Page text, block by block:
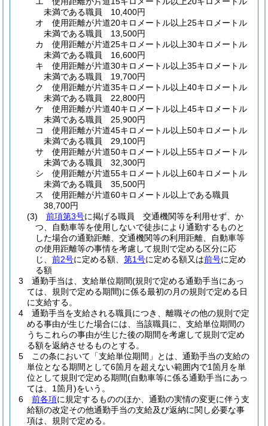
未満である職員 10,400円
オ
使用距離が片道20キロメートル以上25キロメートル
未満である職員 13,500円
カ
使用距離が片道25キロメートル以上30キロメートル
未満である職員 16,600円
キ
使用距離が片道30キロメートル以上35キロメートル
未満である職員 19,700円
ク
使用距離が片道35キロメートル以上40キロメートル
未満である職員 22,800円
ケ
使用距離が片道40キロメートル以上45キロメートル
未満である職員 25,900円
コ
使用距離が片道45キロメートル以上50キロメートル
未満である職員 29,100円
サ
使用距離が片道50キロメートル以上55キロメートル
未満である職員 32,300円
シ
使用距離が片道55キロメートル以上60キロメートル
未満である職員 35,500円
ス
使用距離が片道60キロメートル以上である職員
38,700円
(3)
前項第3号に掲げる職員 交通機関等を利用せず、か
つ、自動車等を使用しないで徒歩により通勤するものと
した場合の通勤距離、交通機関等の利用距離、自動車等
の使用距離等の事情を考慮して規則で定める区分に応
じ、 前2号に定める額、 第1号に定める額又は前号に定め
る額
3
通勤手当は、支給単位期間(規則で定める通勤手当にあっ
ては、規則で定める期間)に係る最初の月の規則で定める日
に支給する。
4
通勤手当を支給される職員につき、離職その他の規則で定
める事由が生じた場合には、当該職員に、支給単位期間の
うちこれらの事由が生じた後の期間を考慮して規則で定め
る額を返納させるものとする。
5
この条において「支給単位期間」とは、通勤手当の支給の
単位となる期間として6箇月を超えない範囲内で1箇月を単
位として規則で定める期間(自動車等に係る通勤手当にあっ
ては、1箇月)をいう。
6
前各項に規定するもののほか、通勤の実情の変更に伴う支
給額の改定その他通勤手当の支給及び返納に関し必要な事
項は、規則で定める。